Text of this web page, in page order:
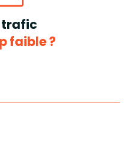
trafic
faible ?